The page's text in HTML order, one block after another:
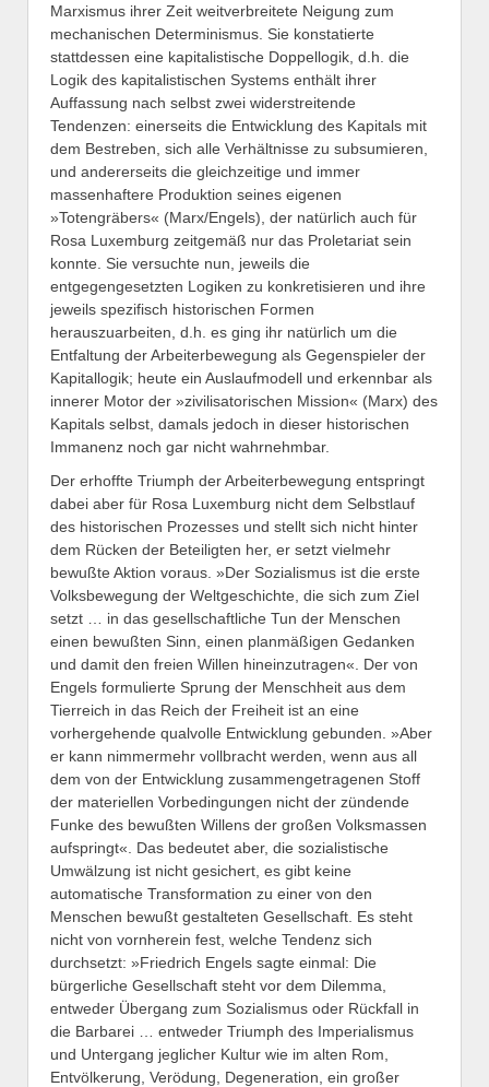
Marxismus ihrer Zeit weitverbreitete Neigung zum
mechanischen Determinismus. Sie konstatierte
stattdessen eine kapitalistische Doppellogik, d.h. die
Logik des kapitalistischen Systems enthält ihrer
Auffassung nach selbst zwei widerstreitende
Tendenzen: einerseits die Entwicklung des Kapitals mit
dem Bestreben, sich alle Verhältnisse zu subsumieren,
und andererseits die gleichzeitige und immer
massenhaftere Produktion seines eigenen
»Totengräbers« (Marx/Engels), der natürlich auch für
Rosa Luxemburg zeitgemäß nur das Proletariat sein
konnte. Sie versuchte nun, jeweils die
entgegengesetzten Logiken zu konkretisieren und ihre
jeweils spezifisch historischen Formen
herauszuarbeiten, d.h. es ging ihr natürlich um die
Entfaltung der Arbeiterbewegung als Gegenspieler der
Kapitallogik; heute ein Auslaufmodell und erkennbar als
innerer Motor der »zivilisatorischen Mission« (Marx) des
Kapitals selbst, damals jedoch in dieser historischen
Immanenz noch gar nicht wahrnehmbar.
Der erhoffte Triumph der Arbeiterbewegung entspringt
dabei aber für Rosa Luxemburg nicht dem Selbstlauf
des historischen Prozesses und stellt sich nicht hinter
dem Rücken der Beteiligten her, er setzt vielmehr
bewußte Aktion voraus. »Der Sozialismus ist die erste
Volksbewegung der Weltgeschichte, die sich zum Ziel
setzt … in das gesellschaftliche Tun der Menschen
einen bewußten Sinn, einen planmäßigen Gedanken
und damit den freien Willen hineinzutragen«. Der von
Engels formulierte Sprung der Menschheit aus dem
Tierreich in das Reich der Freiheit ist an eine
vorhergehende qualvolle Entwicklung gebunden. »Aber
er kann nimmermehr vollbracht werden, wenn aus all
dem von der Entwicklung zusammengetragenen Stoff
der materiellen Vorbedingungen nicht der zündende
Funke des bewußten Willens der großen Volksmassen
aufspringt«. Das bedeutet aber, die sozialistische
Umwälzung ist nicht gesichert, es gibt keine
automatische Transformation zu einer von den
Menschen bewußt gestalteten Gesellschaft. Es steht
nicht von vornherein fest, welche Tendenz sich
durchsetzt: »Friedrich Engels sagte einmal: Die
bürgerliche Gesellschaft steht vor dem Dilemma,
entweder Übergang zum Sozialismus oder Rückfall in
die Barbarei … entweder Triumph des Imperialismus
und Untergang jeglicher Kultur wie im alten Rom,
Entvölkerung, Verödung, Degeneration, ein großer